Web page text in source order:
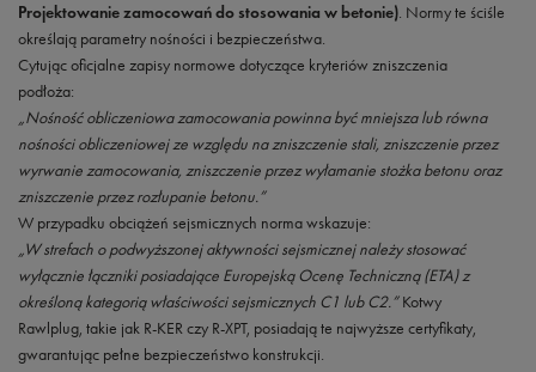
Projektowanie zamocowań do stosowania w betonie). Normy te ściśle
określają parametry nośności i bezpieczeństwa.
Cytując oficjalne zapisy normowe dotyczące kryteriów zniszczenia
podłoża:
„Nośność obliczeniowa zamocowania powinna być mniejsza lub równa
nośności obliczeniowej ze względu na zniszczenie stali, zniszczenie przez
wyrwanie zamocowania, zniszczenie przez wyłamanie stożka betonu oraz
zniszczenie przez rozłupanie betonu.”
W przypadku obciążeń sejsmicznych norma wskazuje:
„W strefach o podwyższonej aktywności sejsmicznej należy stosować
wyłącznie łączniki posiadające Europejską Ocenę Techniczną (ETA) z
określoną kategorią właściwości sejsmicznych C1 lub C2.”Kotwy
Rawlplug, takie jak R-KER czy R-XPT, posiadają te najwyższe certyfikaty,
gwarantując pełne bezpieczeństwo konstrukcji.